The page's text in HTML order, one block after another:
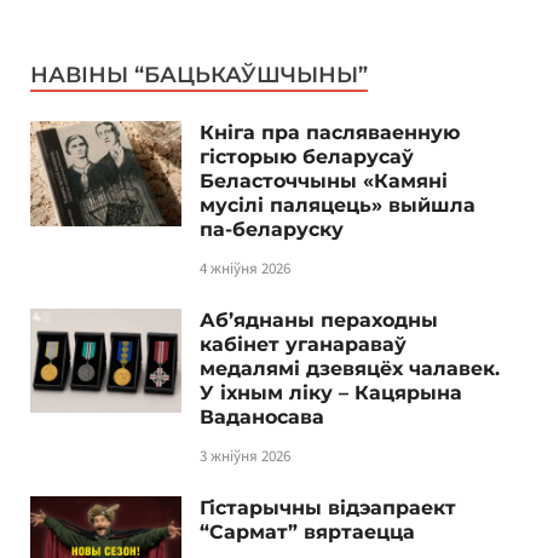
НАВІНЫ “БАЦЬКАЎШЧЫНЫ”
Кніга пра пасляваенную
гісторыю беларусаў
Беласточчыны «Камяні
мусілі паляцець» выйшла
па-беларуску
4 жніўня 2026
Аб’яднаны пераходны
кабінет уганараваў
медалямі дзевяцёх чалавек.
У іхным ліку – Кацярына
Ваданосава
3 жніўня 2026
Гістарычны відэапраект
“Сармат” вяртаецца